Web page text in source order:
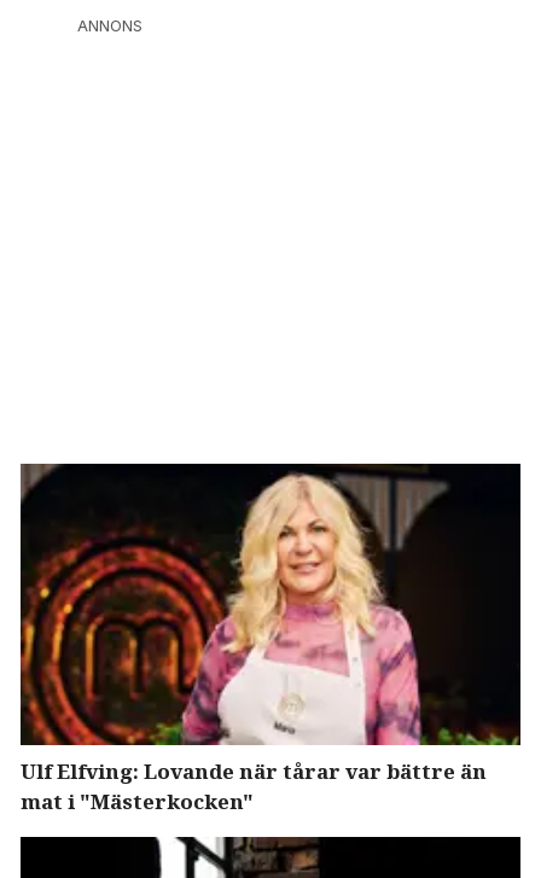
ANNONS
Ulf Elfving: Lovande när tårar var bättre än
mat i "Mästerkocken"